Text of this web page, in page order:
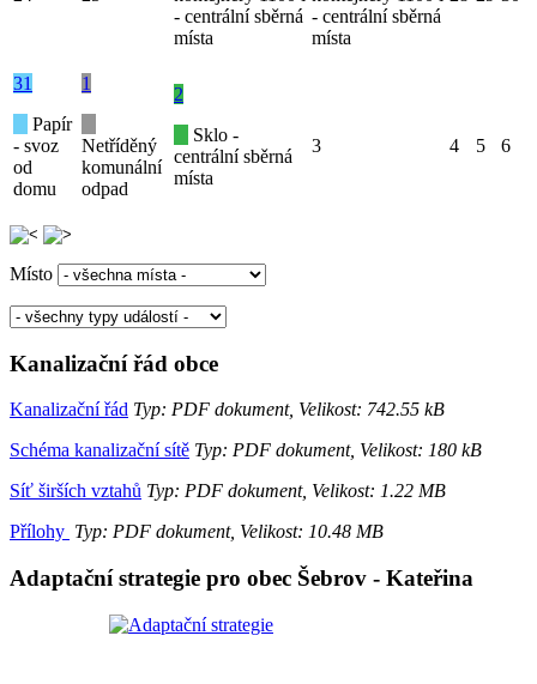
- centrální sběrná
místa
- centrální sběrná
místa
31
Papír
- svoz
od
domu
1
Netříděný
komunální
odpad
2
Sklo -
centrální sběrná
místa
3 4 5 6
Místo
Kanalizační řád obce
Kanalizační řád Typ: PDF dokument, Velikost: 742.55 kB
Schéma kanalizační sítě Typ: PDF dokument, Velikost: 180 kB
Síť širších vztahů Typ: PDF dokument, Velikost: 1.22 MB
Přílohy Typ: PDF dokument, Velikost: 10.48 MB
Adaptační strategie pro obec Šebrov - Kateřina